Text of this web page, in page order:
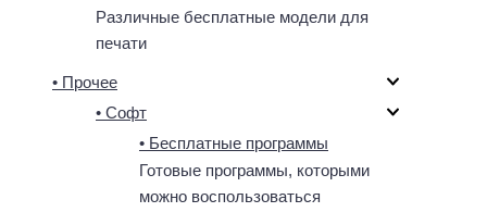
Различные бесплатные модели для
печати
• Прочее
• Софт
• Бесплатные программы
Готовые программы, которыми
можно воспользоваться